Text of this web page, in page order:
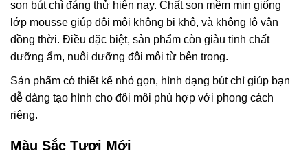
son bút chì đáng thử hiện nay. Chất son mềm mịn giống
lớp mousse giúp đôi môi không bị khô, và không lộ vân
đồng thời. Điều đặc biệt, sản phẩm còn giàu tinh chất
dưỡng ẩm, nuôi dưỡng đôi môi từ bên trong.
Sản phẩm có thiết kế nhỏ gọn, hình dạng bút chì giúp bạn
dễ dàng tạo hình cho đôi môi phù hợp với phong cách
riêng.
Màu Sắc Tươi Mới